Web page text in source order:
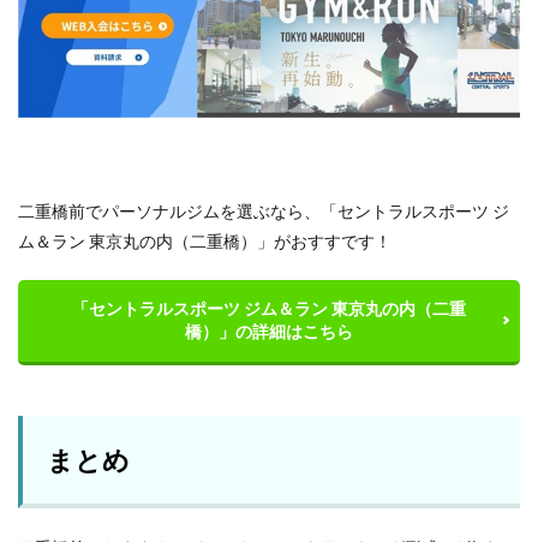
二重橋前でパーソナルジムを選ぶなら、「セントラルスポーツ ジ
ム＆ラン 東京丸の内（二重橋）」がおすすです！
「セントラルスポーツ ジム＆ラン 東京丸の内（二重
橋）」の詳細はこちら
まとめ